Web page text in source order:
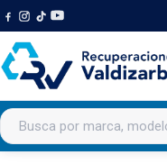
Buscar productos